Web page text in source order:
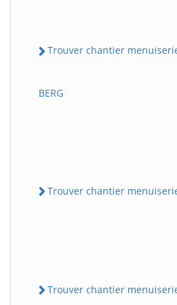
Trouver chantier menuiserie
BERG
Trouver chantier
Trouver chantier